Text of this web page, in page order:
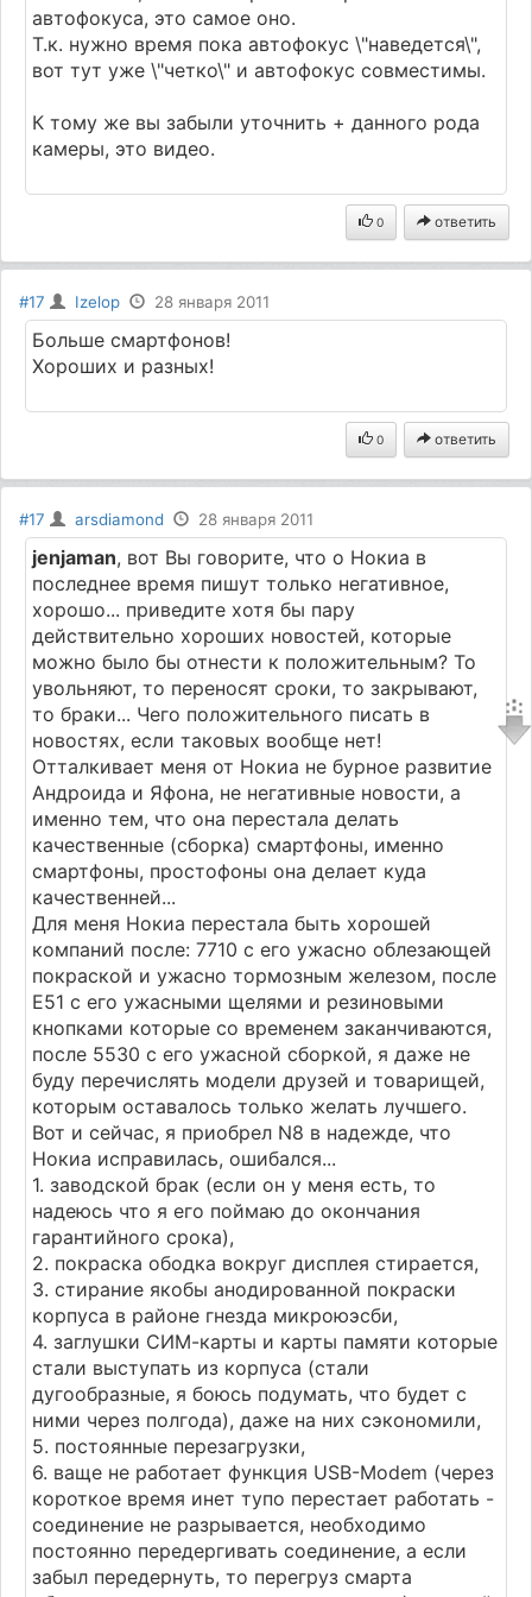
автофокуса, это самое оно.
Т.к. нужно время пока автофокус \"наведется\",
вот тут уже \"четко\" и автофокус совместимы.
К тому же вы забыли уточнить + данного рода
камеры, это видео.
0 ответить
#17 Izelop 28 января 2011
Больше смартфонов!
Хороших и разных!
0 ответить
#17 arsdiamond 28 января 2011
jenjaman, вот Вы говорите, что о Нокиа в
последнее время пишут только негативное,
хорошо... приведите хотя бы пару
действительно хороших новостей, которые
можно было бы отнести к положительным? То
увольняют, то переносят сроки, то закрывают,
то браки... Чего положительного писать в
новостях, если таковых вообще нет!
Отталкивает меня от Нокиа не бурное развитие
Андроида и Яфона, не негативные новости, а
именно тем, что она перестала делать
качественные (сборка) смартфоны, именно
смартфоны, простофоны она делает куда
качественней...
Для меня Нокиа перестала быть хорошей
компаний после: 7710 с его ужасно облезающей
покраской и ужасно тормозным железом, после
E51 с его ужасными щелями и резиновыми
кнопками которые со временем заканчиваются,
после 5530 с его ужасной сборкой, я даже не
буду перечислять модели друзей и товарищей,
которым оставалось только желать лучшего.
Вот и сейчас, я приобрел N8 в надежде, что
Нокиа исправилась, ошибался...
1. заводской брак (если он у меня есть, то
надеюсь что я его поймаю до окончания
гарантийного срока),
2. покраска ободка вокруг дисплея стирается,
3. стирание якобы анодированной покраски
корпуса в районе гнезда микроюэсби,
4. заглушки СИМ-карты и карты памяти которые
стали выступать из корпуса (стали
дугообразные, я боюсь подумать, что будет с
ними через полгода), даже на них сэкономили,
5. постоянные перезагрузки,
6. ваще не работает функция USB-Modem (через
короткое время инет тупо перестает работать -
соединение не разрывается, необходимо
постоянно передергивать соединение, а если
забыл передернуть, то перегруз смарта